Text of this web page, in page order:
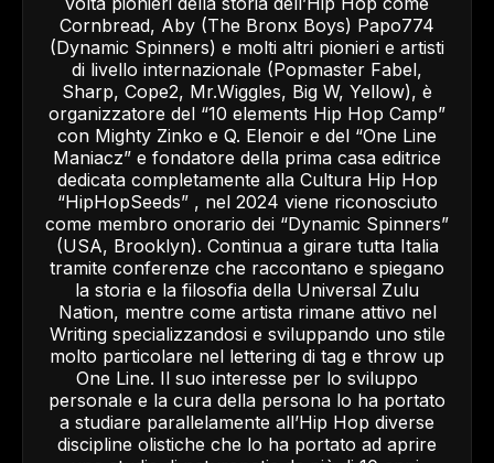
Cornbread, Aby (The Bronx Boys) Papo774
(Dynamic Spinners) e molti altri pionieri e artisti
di livello internazionale (Popmaster Fabel,
Sharp, Cope2, Mr.Wiggles, Big W, Yellow), è
organizzatore del “10 elements Hip Hop Camp”
con Mighty Zinko e Q. Elenoir e del “One Line
Maniacz” e fondatore della prima casa editrice
dedicata completamente alla Cultura Hip Hop
“HipHopSeeds” , nel 2024 viene riconosciuto
come membro onorario dei “Dynamic Spinners”
(USA, Brooklyn). Continua a girare tutta Italia
tramite conferenze che raccontano e spiegano
la storia e la filosofia della Universal Zulu
Nation, mentre come artista rimane attivo nel
Writing specializzandosi e sviluppando uno stile
molto particolare nel lettering di tag e throw up
One Line. Il suo interesse per lo sviluppo
personale e la cura della persona lo ha portato
a studiare parallelamente all’Hip Hop diverse
discipline olistiche che lo ha portato ad aprire